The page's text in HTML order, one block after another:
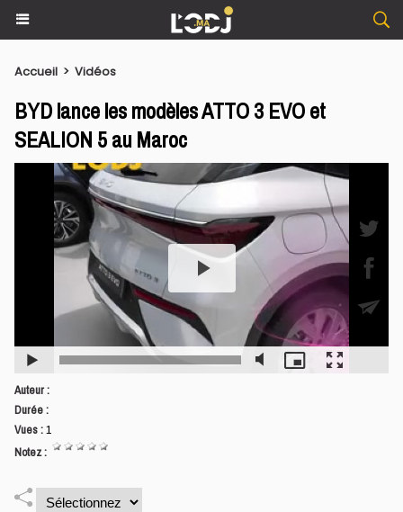
Accueil > Vidéos
​BYD lance les modèles ATTO 3 EVO et
SEALION 5 au Maroc
Auteur :
Durée :
Vues :1
Notez :